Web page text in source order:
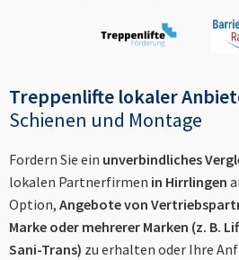
Treppenlifte lokaler
Schienen und Montage
Fordern Sie ein unverbindliches
lokalen Partnerfirmen in Hirrlingen
Option, Angebote von
Marke oder mehrerer Marken (z. B.
Sani-Trans) zu erhalten oder Ihre